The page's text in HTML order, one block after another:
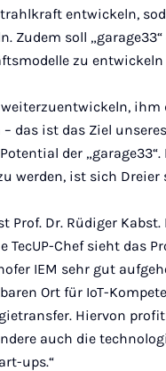
entwickeln,
Zudem soll
zu
das ist das Ziel
der
werden, ist sich Dreier
Prof. Dr. Rüdiger
Chef sieht das
IEM sehr gut
Ort für IoT-
Hiervon
auch die
ups.“